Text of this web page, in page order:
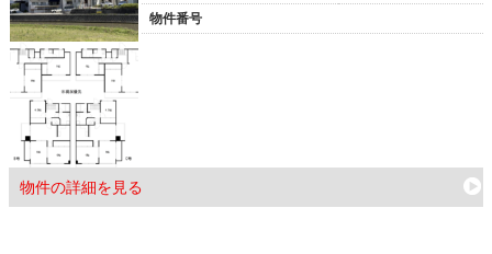
物件の詳細を見る
物件番号